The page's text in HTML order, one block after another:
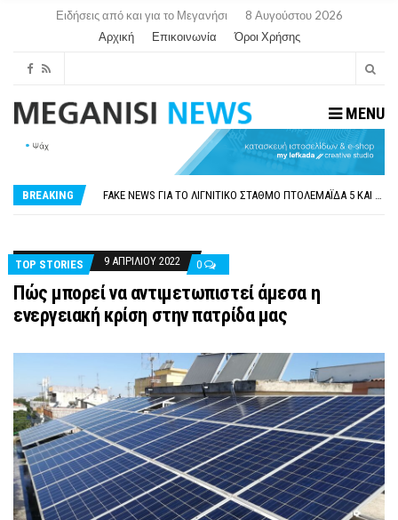
Ειδήσεις από και για το Μεγανήσι
8 Αυγούστου 2026
Αρχική
Επικοινωνία Όροι Χρήσης
MENU
BREAKING
ΠΑΡΑΙΤΉΘΗΚΕ Η ΑΝΤΙΔΉΜΑΡΧΟΣ ΠΟΛΙΤΙΣΜΟΎ ΜΕΓΑΝΗΣΊΟΥ Κ . ΕΥΑΓΓΕΛΊΑ ΜΕΛΆ. Η ΕΠΙΣΤΟΛΉ ΤΗΣ ΠΑΡΑΊΤΗΣΗΣ
FAKE NEWS ΓΙΑ ΤΟ ΛΙΓΝΙΤΙΚΌ ΣΤΑΘΜΌ ΠΤΟΛΕΜΑΪ́ΔΑ 5 ΚΑΙ ΤΗΝ ΕΝΕΡΓΕΙΑΚΉ ΑΣΦΆΛΕΙΑ ΤΗΣ ΧΏΡΑΣ
TOP STORIES
9 ΑΠΡΙΛΊΟΥ 2022 0
Πώς μπορεί να αντιμετωπιστεί άμεσα η
ενεργειακή κρίση στην πατρίδα μας